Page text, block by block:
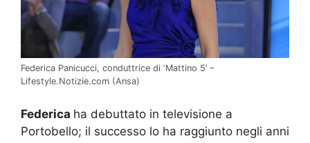
Federica Panicucci, conduttrice di ‘Mattino 5’ –
Lifestyle.Notizie.com (Ansa)
Federica ha debuttato in televisione a
Portobello; il successo lo ha raggiunto negli anni